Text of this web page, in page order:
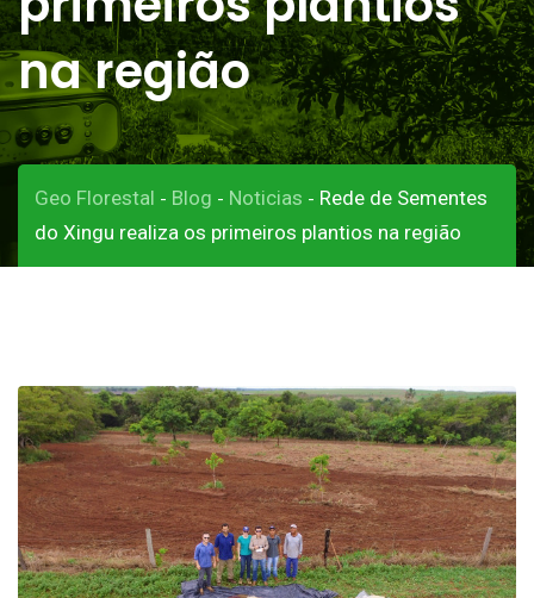
na região
Geo Florestal - Blog - Noticias - Rede de Sementes
do Xingu realiza os primeiros plantios na região